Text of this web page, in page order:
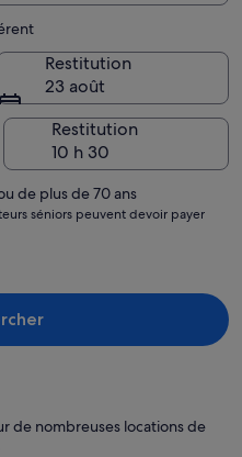
Restitution
23 août
Restitution
de plus de 70 ans
séniors peuvent devoir payer
de nombreuses locations de